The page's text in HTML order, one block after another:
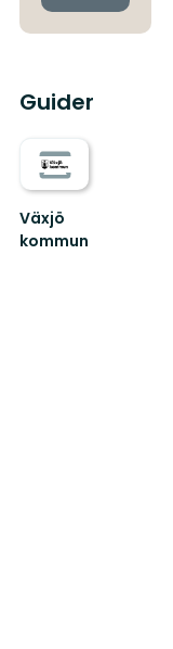
Guider
Växjö
kommun